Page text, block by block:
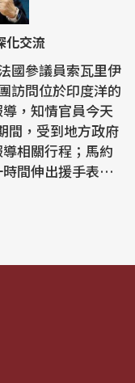
化交流
國參議員索瓦里伊
訪問位於印度洋的
，知情官員今天
間，受到地方政府
相關行程；馬約
間伸出援手表達